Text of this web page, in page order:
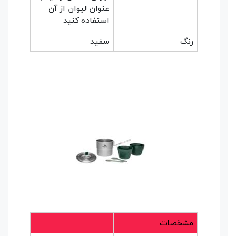
عنوان لیوان از آن
استفاده کنید
رنگ
سفید
مشخصات